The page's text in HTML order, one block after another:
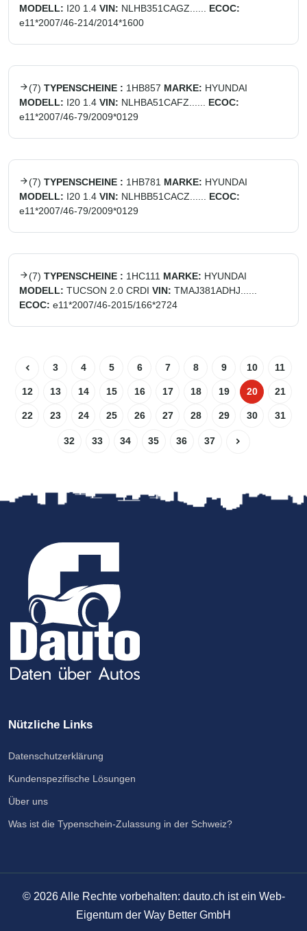
MODELL: I20 1.4 VIN: NLHB351CAGZ......
ECOC:
e11*2007/46-214/2014*1600
(7) TYPENSCHEINE : 1HB857 MARKE: HYUNDAI
MODELL: I20 1.4 VIN: NLHBA51CAFZ......
ECOC:
e11*2007/46-79/2009*0129
(7) TYPENSCHEINE : 1HB781 MARKE: HYUNDAI
MODELL: I20 1.4 VIN: NLHBB51CACZ......
ECOC:
e11*2007/46-79/2009*0129
(7) TYPENSCHEINE : 1HC111 MARKE: HYUNDAI
MODELL: TUCSON 2.0 CRDI VIN: TMAJ381ADHJ......
ECOC: e11*2007/46-2015/166*2724
3 4 5 6 7 8 9 10 11
12 13 14 15 16 17 18 19 20 21
22 23 24 25 26 27 28 29 30 31
32 33 34 35 36 37
Nützliche Links
Datenschutzerklärung
Kundenspezifische Lösungen
Über uns
Was ist die Typenschein-Zulassung in der Schweiz?
© 2026Alle Rechte vorbehalten: dauto.ch ist ein Web-
Eigentum der Way Better GmbH